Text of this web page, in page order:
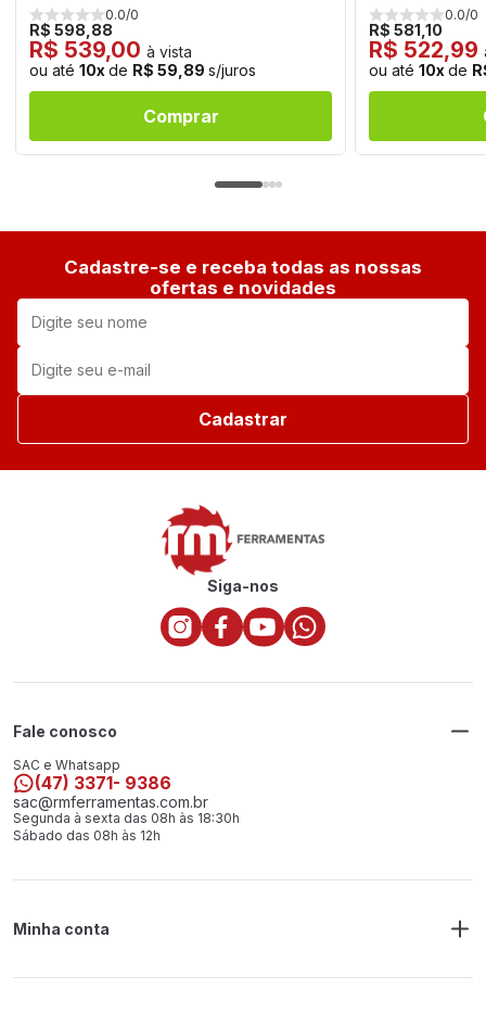
0.0/0
R$ 598,88
R$ 539,00 à vista
ou até 10x de R$ 59,89 s/juros
Comprar
0.0/0
R$ 581,10
R$ 522,99
ou até 10x de
Cadastre-se e receba todas as nossas
ofertas e novidades
Cadastrar
Siga-nos
Fale conosco
SAC e Whatsapp
(47) 3371- 9386
sac@rmferramentas.com.br
Segunda à sexta das 08h às 18:30h
Sábado das 08h às 12h
Minha conta
Endereço de Entrega